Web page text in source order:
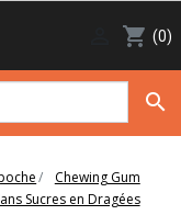
shopping_cart (0)

Chewing Gum
Sucres en Dragées